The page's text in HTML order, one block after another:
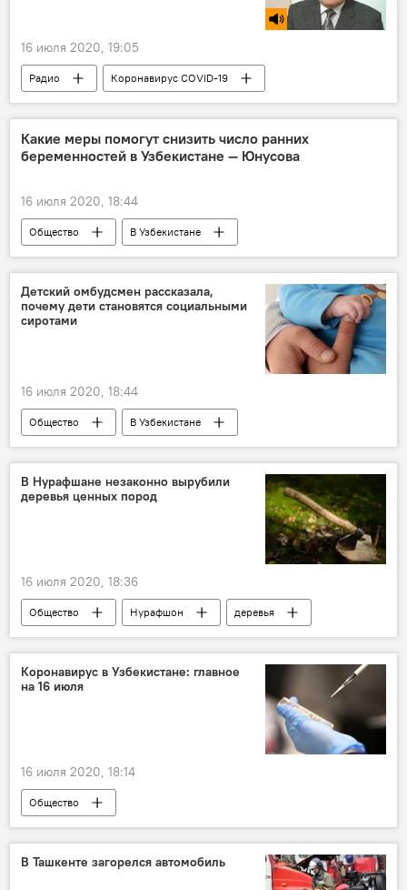
16 июля 2020, 19:05
Радио Коронавирус COVID-19
Какие меры помогут снизить число ранних
беременностей в Узбекистане — Юнусова
16 июля 2020, 18:44
Общество
В Узбекистане
Узбекистан
беременность
омбудсмен
девочки
брак отношения
Детский омбудсмен рассказала,
почему дети становятся социальными
сиротами
16 июля 2020, 18:44
Общество
В Узбекистане
детский дом
омбудсмен
В Нурафшане незаконно вырубили
деревья ценных пород
16 июля 2020, 18:36
Общество Нурафшон деревья
Коронавирус в Узбекистане: главное
на 16 июля
16 июля 2020, 18:14
Общество
Ситуация с коронавирусом в Узбекистане
Коронавирус COVID-19
Узбекистан
В Ташкенте загорелся автомобиль